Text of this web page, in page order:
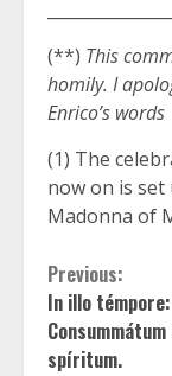
(**) This
homily. I
Enrico’s words
(1) The
now on is
Madonna of
Continue
Reading
Previous:
In illo
spíritum.